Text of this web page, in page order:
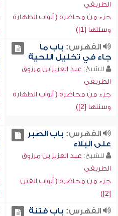
الطريفي
جزء من محاضرة ( أبواب الطهارة
وسننها [1])
الفهرس: باب ما
جاء في تخليل اللحية
للشيخ: عبد العزيز بن مرزوق
الطريفي
جزء من محاضرة ( أبواب الطهارة
وسننها [2])
الفهرس: باب الصبر
على البلاء
للشيخ: عبد العزيز بن مرزوق
الطريفي
جزء من محاضرة ( أبواب الفتن
[2])
الفهرس: باب فتنة